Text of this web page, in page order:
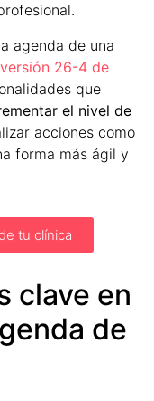
agenda de una
26-4 de
que
el nivel de
acciones como
forma más ágil y
tu clínica
clave en
de